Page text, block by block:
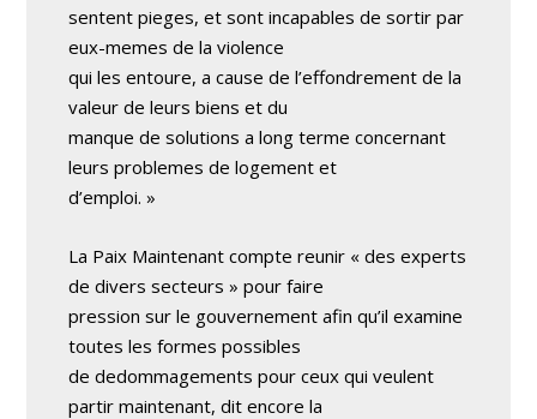
sentent pieges, et sont incapables de sortir par
eux-memes de la violence
qui les entoure, a cause de l’effondrement de la
valeur de leurs biens et du
manque de solutions a long terme concernant
leurs problemes de logement et
d’emploi. »
La Paix Maintenant compte reunir « des experts
de divers secteurs » pour faire
pression sur le gouvernement afin qu’il examine
toutes les formes possibles
de dedommagements pour ceux qui veulent
partir maintenant, dit encore la